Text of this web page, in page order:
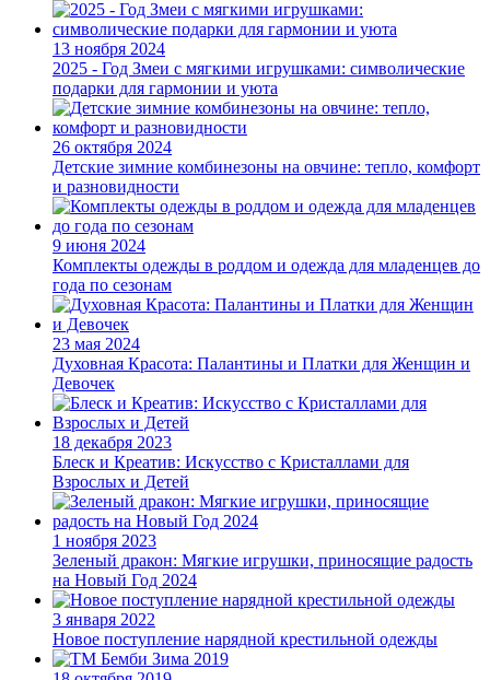
13 ноября 2024
2025 - Год Змеи с мягкими игрушками: символические
подарки для гармонии и уюта
26 октября 2024
Детские зимние комбинезоны на овчине: тепло, комфорт
и разновидности
9 июня 2024
Комплекты одежды в роддом и одежда для младенцев до
года по сезонам
23 мая 2024
Духовная Красота: Палантины и Платки для Женщин и
Девочек
18 декабря 2023
Блеск и Креатив: Искусство с Кристаллами для
Взрослых и Детей
1 ноября 2023
Зеленый дракон: Мягкие игрушки, приносящие радость
на Новый Год 2024
3 января 2022
Новое поступление нарядной крестильной одежды